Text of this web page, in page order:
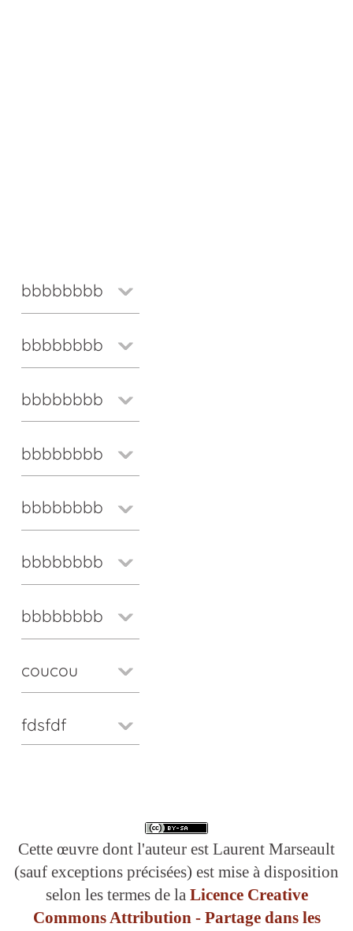
bbbbbbbb
bbbbbbbb
bbbbbbbb
bbbbbbbb
bbbbbbbb
bbbbbbbb
bbbbbbbb
coucou
fdsfdf
Cette œuvre dont l'auteur est Laurent Marseault
(sauf exceptions précisées) est mise à disposition
selon les termes de la Licence Creative
Commons Attribution - Partage dans les